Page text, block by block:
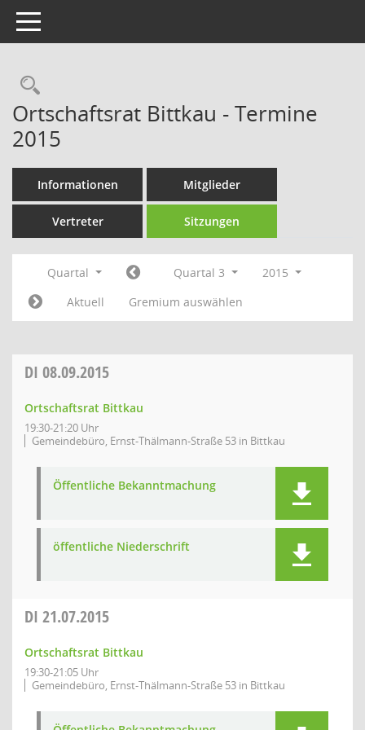
Toggle navigation
Rechercheauswahl
Ortschaftsrat Bittkau - Termine
2015
Informationen Mitglieder
Vertreter Sitzungen
Quartal Quartal 3
2015
Aktuell
Gremium auswählen
DI 08.09.2015
Ortschaftsrat Bittkau
19:30-21:20 Uhr
Gemeindebüro, Ernst-Thälmann-Straße 53 in Bittkau
Öffentliche Bekanntmachung
öffentliche Niederschrift
DI 21.07.2015
Ortschaftsrat Bittkau
19:30-21:05 Uhr
Gemeindebüro, Ernst-Thälmann-Straße 53 in Bittkau